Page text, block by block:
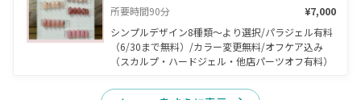
所要時間90分
¥7,000
シンプルデザイン8種類〜より選択/パラジェル有料
（6/30まで無料）/カラー変更無料/オフケア込み
（スカルプ・ハードジェル・他店パーツオフ有料）